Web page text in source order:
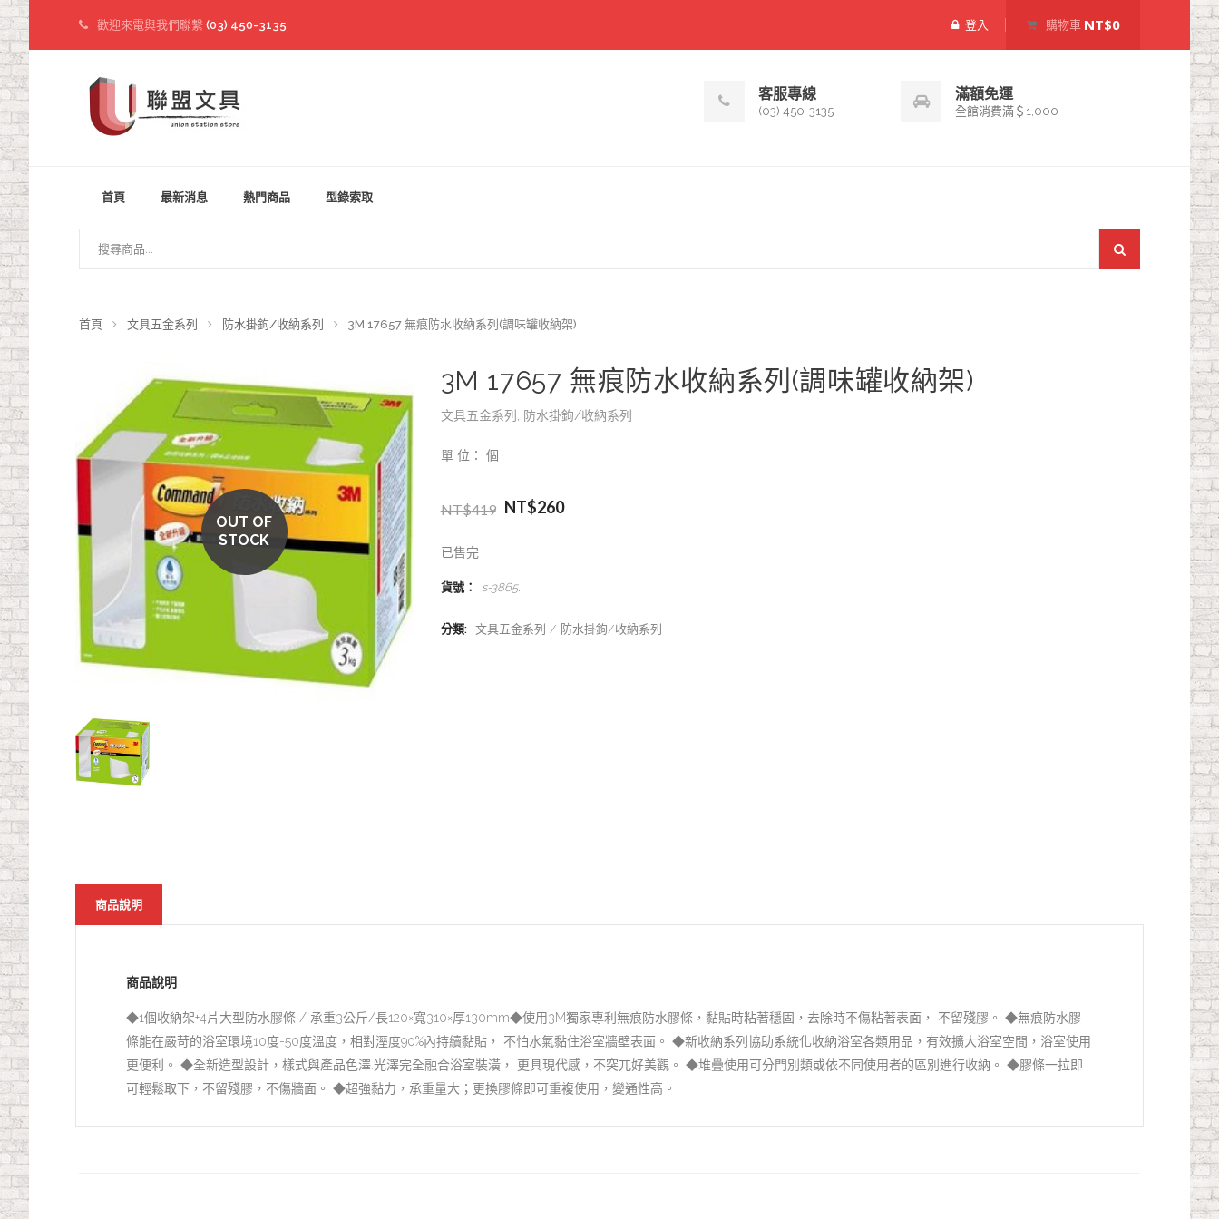
歡迎來電與我們聯繫 (03) 450-3135 登入 購物車 NT$0
客服專線
(03) 450-3135
滿額免運
全館消費滿＄1,000
首頁 最新消息 熱門商品 型錄索取
首頁 文具五金系列 防水掛鉤/收納系列 3M 17657 無痕防水收納系列(調味罐收納架)
OUT OF
STOCK
3M 17657 無痕防水收納系列(調味罐收納架)
文具五金系列 防水掛鉤/收納系列
單 位： 個
NT$419 NT$260
已售完
貨號： s-3865.
分類: 文具五金系列 防水掛鉤/收納系列
商品說明
商品說明
◆1個收納架+4片大型防水膠條 / 承重3公斤/長120×寬310×厚130mm◆使用3M獨家專利無痕防水膠條，黏貼時粘著穩固，去除時不傷粘著表面， 不留殘膠。 ◆無痕防水膠
條能在嚴苛的浴室環境10度-50度溫度，相對溼度90%內持續黏貼， 不怕水氣黏住浴室牆壁表面。 ◆新收納系列協助系統化收納浴室各類用品，有效擴大浴室空間，浴室使用
更便利。 ◆全新造型設計，樣式與產品色澤.光澤完全融合浴室裝潢， 更具現代感，不突兀好美觀。 ◆堆疊使用可分門別類或依不同使用者的區別進行收納。 ◆膠條一拉即
可輕鬆取下，不留殘膠，不傷牆面。 ◆超強黏力，承重量大；更換膠條即可重複使用，變通性高。